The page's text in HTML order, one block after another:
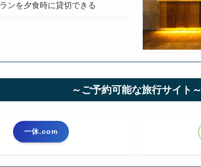
ンを夕食時に貸切できる
～ご予約可能な旅行サイト～
一休.com